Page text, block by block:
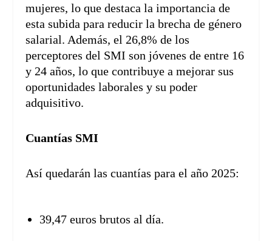
mujeres, lo que destaca la importancia de
esta subida para reducir la brecha de género
salarial. Además, el 26,8% de los
perceptores del SMI son jóvenes de entre 16
y 24 años, lo que contribuye a mejorar sus
oportunidades laborales y su poder
adquisitivo.
Cuantías SMI
Así quedarán las cuantías para el año 2025:
39,47 euros brutos al día.